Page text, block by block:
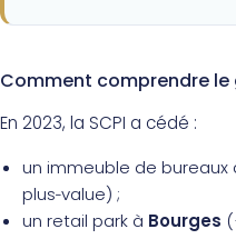
Comment comprendre le
En 2023, la SCPI a cédé :
un immeuble de bureaux
plus‑value) ;
un retail park à Bourges